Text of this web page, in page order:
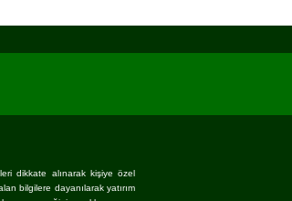
dikkate alınarak kişiye özel
bilgilere dayanılarak yatırım